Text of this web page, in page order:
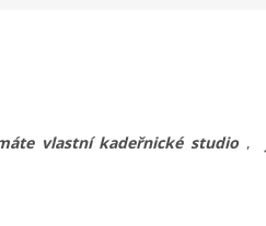
vlastní kadeřnické studio ,